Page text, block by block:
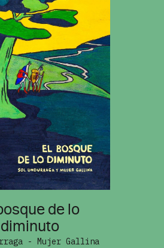
de lo
diminuto
- Mujer Gallina